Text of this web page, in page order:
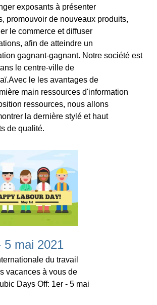
exposants à présenter
promouvoir de nouveaux produits,
le commerce et diffuser
afin de atteindre un
gagnant-gagnant. Notre société est
le centre-ville de
le les avantages de
main ressources d'information
ressources, nous allons
la dernière stylé et haut
de qualité.
5 mai 2021
du travail
vacances à vous de
Days Off: 1er - 5 mai